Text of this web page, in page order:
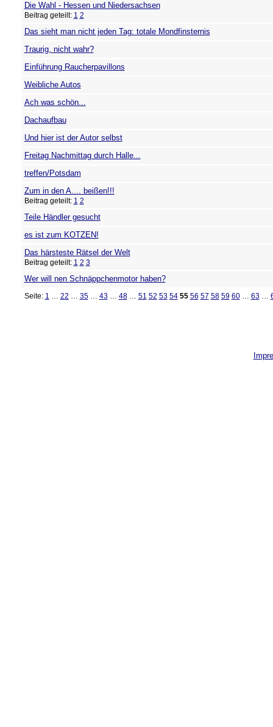
Die Wahl - Hessen und Niedersachsen
Beitrag geteilt: 1 2
Das sieht man nicht jeden Tag: totale Mondfinsternis
Traurig, nicht wahr?
Einführung Raucherpavillons
Weibliche Autos
Ach was schön...
Dachaufbau
Und hier ist der Autor selbst
Freitag Nachmittag durch Halle...
treffen/Potsdam
Zum in den A.... beißen!!!
Beitrag geteilt: 1 2
Teile Händler gesucht
es ist zum KOTZEN!
Das härsteste Rätsel der Welt
Beitrag geteilt: 1 2 3
Wer will nen Schnäppchenmotor haben?
Seite: 1 … 22 … 35… 43… 48… 51 52 53 54 55 56 57 58 59 60… 63…